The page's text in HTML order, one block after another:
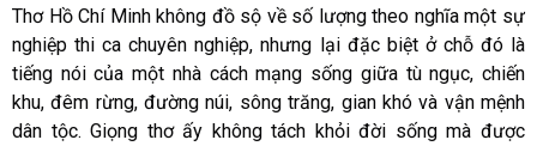
Thơ Hồ Chí Minh không đồ sộ về số lượng theo nghĩa một sự
nghiệp thi ca chuyên nghiệp, nhưng lại đặc biệt ở chỗ đó là
tiếng nói của một nhà cách mạng sống giữa tù ngục, chiến
khu, đêm rừng, đường núi, sông trăng, gian khó và vận mệnh
dân tộc. Giọng thơ ấy không tách khỏi đời sống mà được